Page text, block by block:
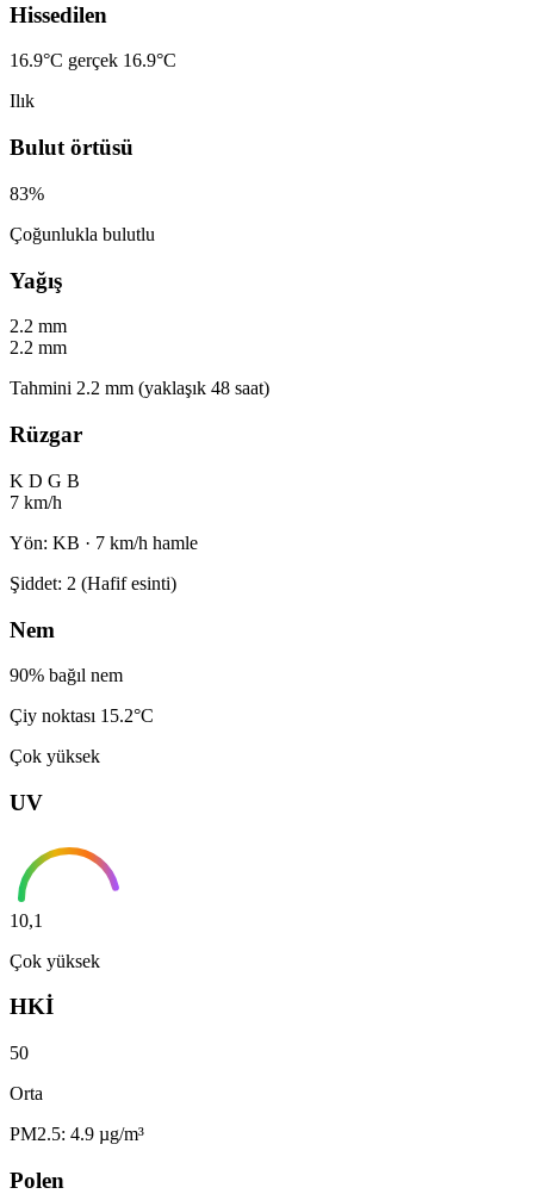
Hissedilen
16.9°C gerçek 16.9°C
Ilık
Bulut örtüsü
83%
Çoğunlukla bulutlu
Yağış
2.2 mm
2.2 mm
Tahmini 2.2 mm (yaklaşık 48 saat)
Rüzgar
K D G B
7 km/h
Yön: KB · 7 km/h hamle
Şiddet: 2 (Hafif esinti)
Nem
90% bağıl nem
Çiy noktası 15.2°C
Çok yüksek
UV
10,1
Çok yüksek
HKİ
50
Orta
PM2.5: 4.9 µg/m³
Polen